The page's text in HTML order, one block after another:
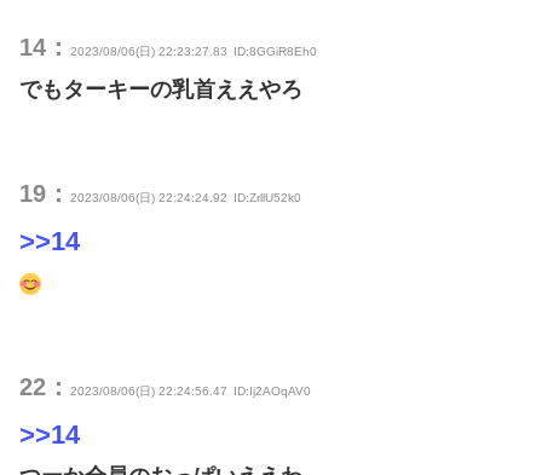
14： 2023/08/06(日) 22:23:27.83 ID:8GGiR8Eh0
でもターキーの乳首ええやろ
19： 2023/08/06(日) 22:24:24.92 ID:ZrllU52k0
>>14
22： 2023/08/06(日) 22:24:56.47 ID:Ij2AOqAV0
>>14